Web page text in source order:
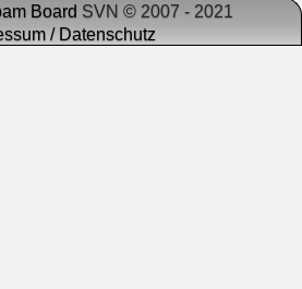
Board SVN © 2007 - 2021
/ Datenschutz